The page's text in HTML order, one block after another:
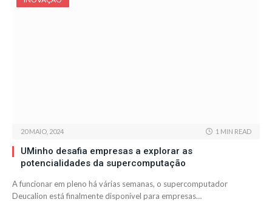
20 MAIO, 2024 1 MIN READ
UMinho desafia empresas a explorar as
potencialidades da supercomputação
A funcionar em pleno há várias semanas, o supercomputador
Deucalion está finalmente disponível para empresas…